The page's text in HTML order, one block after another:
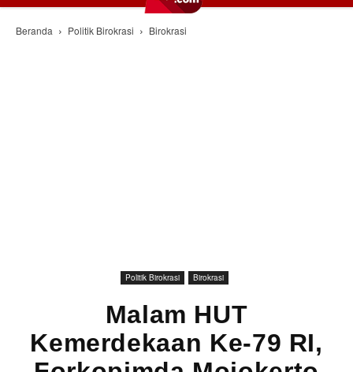
Beranda Politik Birokrasi Birokrasi
Politik Birokrasi Birokrasi
Malam HUT
Kemerdekaan Ke-79 RI,